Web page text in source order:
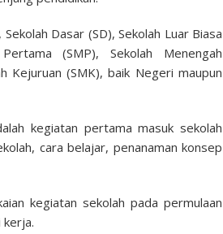
Dasar (SD), Sekolah Luar Biasa
(SMP), Sekolah Menengah
Kejuruan (SMK), baik Negeri maupun
kegiatan pertama masuk sekolah
cara belajar, penanaman konsep
kegiatan sekolah pada permulaan
kerja.